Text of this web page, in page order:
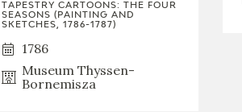
TAPESTRY CARTOONS: THE FOUR
SEASONS (PAINTING AND
SKETCHES, 1786-1787)
1786
Museum Thyssen-
Bornemisza